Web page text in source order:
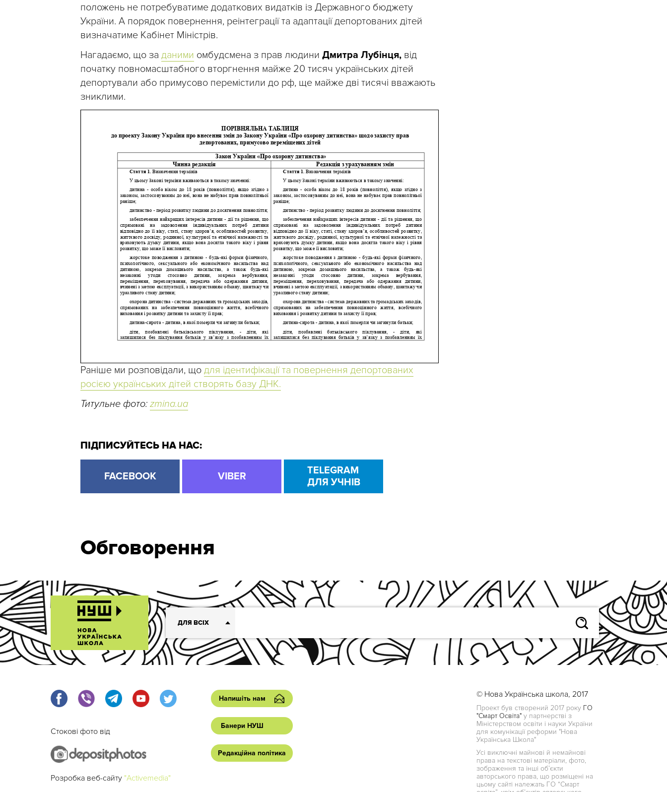
положень не потребуватиме додаткових видатків із Державного бюджету
України. А порядок повернення, реінтеграції та адаптації депортованих дітей
визначатиме Кабінет Міністрів.
Нагадаємо, що за даними омбудсмена з прав людини Дмитра Лубінця, від
початку повномасштабного вторгнення майже 20 тисяч українських дітей
депортували або примусово перемістили до рф, ще майже дві тисячі вважають
зниклими.
Раніше ми розповідали, що для ідентифікації та повернення депортованих
росією українських дітей створять базу ДНК.
Титульне фото: zmina.ua
ПІДПИСУЙТЕСЬ НА НАС:
FACEBOOK VIBER
TELEGRAM
ДЛЯ УЧНІВ
Обговорення
ДЛЯ ВСІХ
Стокові фото від
Розробка веб-сайту "Activemedia"
Напишіть нам
Банери НУШ
Редакційна політика
© Нова Українська школа, 2017
Проект був створений 2017 року ГО
"Смарт Освіта" у партнерстві з
Міністерством освіти і науки України
для комунікації реформи "Нова
Українська Школа"
Усі виключні майнові й немайнові
права на текстові матеріали, фото,
зображення та інші об’єкти
авторського права, що розміщені на
цьому сайті належать ГО “Смарт